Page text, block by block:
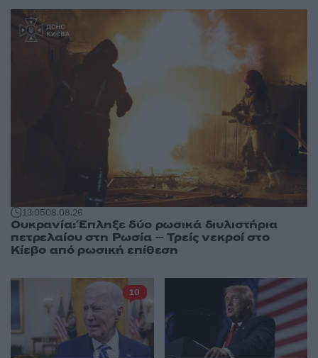
13:0508.08.26
Ουκρανία: Έπληξε δύο ρωσικά διυλιστήρια
πετρελαίου στη Ρωσία – Τρείς νεκροί στο
Κίεβο από ρωσική επίθεση
10